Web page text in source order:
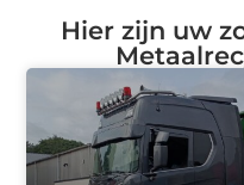
Hier zijn uw